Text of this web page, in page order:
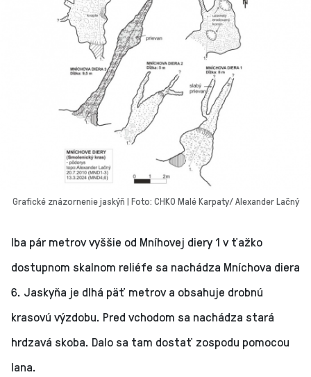
Grafické znázornenie jaskýň | Foto: CHKO Malé Karpaty/ Alexander Lačný
Iba pár metrov vyššie od Mníhovej diery 1 v ťažko
dostupnom skalnom reliéfe sa nachádza Mníchova diera
6. Jaskyňa je dlhá päť metrov a obsahuje drobnú
krasovú výzdobu. Pred vchodom sa nachádza stará
hrdzavá skoba. Dalo sa tam dostať zospodu pomocou
lana.